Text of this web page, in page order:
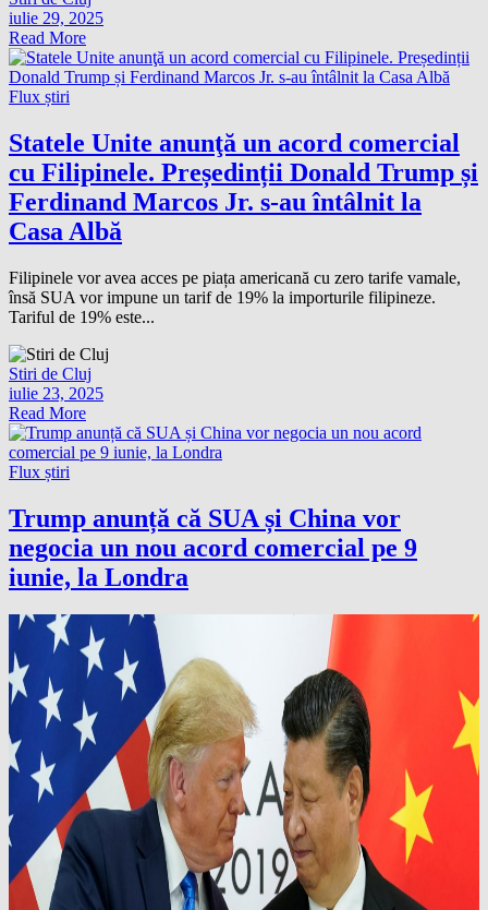
iulie 29, 2025
Read More
Flux știri
Statele Unite anunţă un acord comercial
cu Filipinele. Președinții Donald Trump și
Ferdinand Marcos Jr. s-au întâlnit la
Casa Albă
Filipinele vor avea acces pe piața americană cu zero tarife vamale,
însă SUA vor impune un tarif de 19% la importurile filipineze.
Tariful de 19% este...
Stiri de Cluj
iulie 23, 2025
Read More
Flux știri
Trump anunță că SUA și China vor
negocia un nou acord comercial pe 9
iunie, la Londra